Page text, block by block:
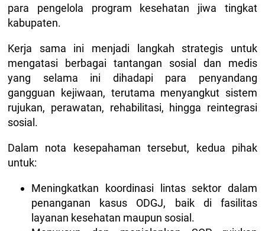
para pengelola program kesehatan jiwa tingkat
kabupaten.
Kerja sama ini menjadi langkah strategis untuk
mengatasi berbagai tantangan sosial dan medis
yang selama ini dihadapi para penyandang
gangguan kejiwaan, terutama menyangkut sistem
rujukan, perawatan, rehabilitasi, hingga reintegrasi
sosial.
Dalam nota kesepahaman tersebut, kedua pihak
untuk:
Meningkatkan koordinasi lintas sektor dalam
penanganan kasus ODGJ, baik di fasilitas
layanan kesehatan maupun sosial.